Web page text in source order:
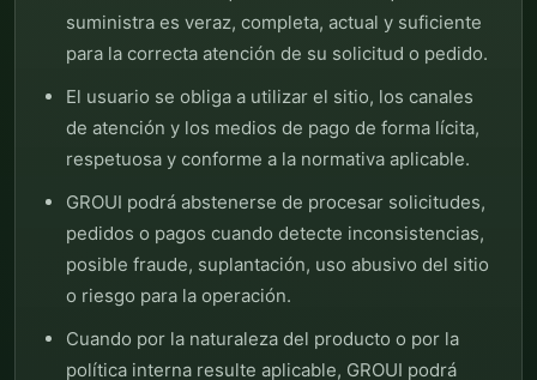
suministra es veraz, completa, actual y suficiente
para la correcta atención de su solicitud o pedido.
El usuario se obliga a utilizar el sitio, los canales
de atención y los medios de pago de forma lícita,
respetuosa y conforme a la normativa aplicable.
GROUI podrá abstenerse de procesar solicitudes,
pedidos o pagos cuando detecte inconsistencias,
posible fraude, suplantación, uso abusivo del sitio
o riesgo para la operación.
Cuando por la naturaleza del producto o por la
política interna resulte aplicable, GROUI podrá